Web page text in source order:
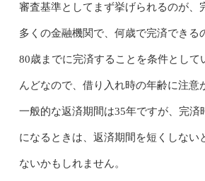
審査基準としてまず挙げられるのが、
多くの金融機関で、何歳で完済できる
80歳までに完済することを条件として
んどなので、借り入れ時の年齢に注意
一般的な返済期間は35年ですが、完済
になるときは、返済期間を短くしない
ないかもしれません。